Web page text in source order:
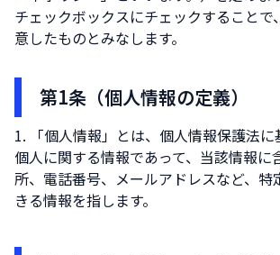
チェックボックスにチェックすることで
意したものとみなします。
第1条（個人情報の定義）
「個人情報」とは、個人情報保護法
個人に関する情報であって、当該情報に
所、電話番号、メールアドレスなど、特
きる情報を指します。